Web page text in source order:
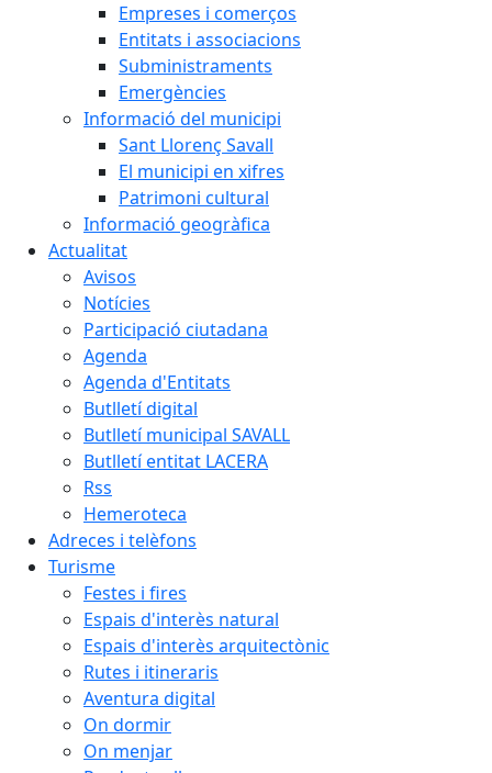
Empreses i comerços
Entitats i associacions
Subministraments
Emergències
Informació del municipi
Sant Llorenç Savall
El municipi en xifres
Patrimoni cultural
Informació geogràfica
Actualitat
Avisos
Notícies
Participació ciutadana
Agenda
Agenda d'Entitats
Butlletí digital
Butlletí municipal SAVALL
Butlletí entitat LACERA
Rss
Hemeroteca
Adreces i telèfons
Turisme
Festes i fires
Espais d'interès natural
Espais d'interès arquitectònic
Rutes i itineraris
Aventura digital
On dormir
On menjar